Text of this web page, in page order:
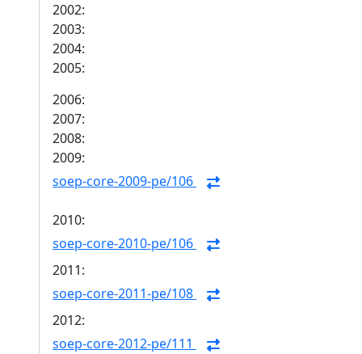
2002:
2003:
2004:
2005:
2006:
2007:
2008:
2009:
soep-core-2009-pe/106
2010:
soep-core-2010-pe/106
2011:
soep-core-2011-pe/108
2012:
soep-core-2012-pe/111